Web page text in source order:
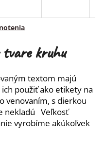
kruhu
textom majú
použiť ako etikety na
venovaním, s dierkou
nekladú Veľkosť
vyrobíme akúkoľvek